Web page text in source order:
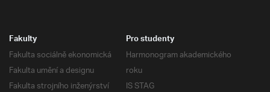
Fakulty
Fakulta sociálně ekonomická
Fakulta umění a designu
Fakulta strojního inženýrství
Pro studenty
Harmonogram akademického
roku
IS STAG